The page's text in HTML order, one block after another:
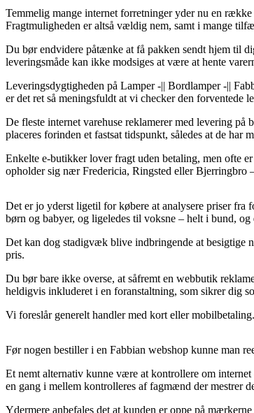
Temmelig mange internet forretninger yder nu en
Fragtmuligheden er altså vældig nem, samt i mange
Du bør endvidere påtænke at få pakken sendt hjem til
leveringsmåde kan ikke modsiges at være at hente
Leveringsdygtigheden på Lamper -|| Bordlamper -||
er det ret så meningsfuldt at vi checker den forventede
De fleste internet varehuse reklamerer med levering
placeres forinden et fastsat tidspunkt, således at de
Enkelte e-butikker lover fragt uden betaling, men ofte
opholder sig nær Fredericia, Ringsted eller Bjerringbro
Det er jo yderst ligetil for købere at analysere priser fra
børn og babyer, og ligeledes til voksne – helt i bund,
Det kan dog stadigvæk blive indbringende at besigtige
pris.
Du bør bare ikke overse, at såfremt en webbutik
heldigvis inkluderet i en foranstaltning, som sikrer dig
Vi foreslår generelt handler med kort eller
Før nogen bestiller i en Fabbian webshop kunne man
Et nemt alternativ kunne være at kontrollere om
en gang i mellem kontrolleres af fagmænd der mestrer
Ydermere anbefales det at kunden er oppe på